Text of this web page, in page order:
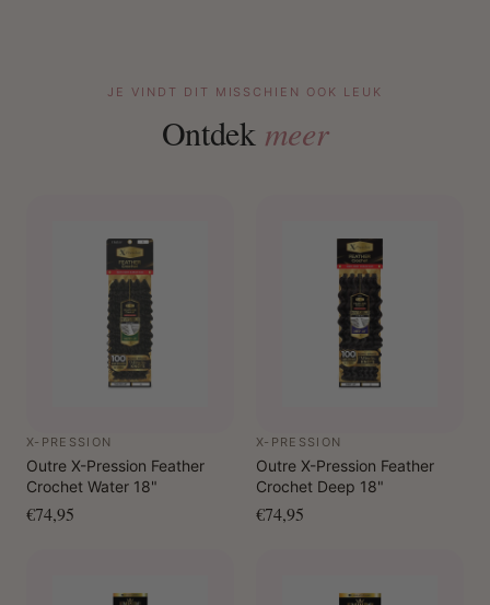
JE VINDT DIT MISSCHIEN OOK LEUK
Ontdek meer
X-PRESSION
Outre X-Pression Feather
Crochet Water 18"
€74,95
X-PRESSION
Outre X-Pression Feather
Crochet Deep 18"
€74,95